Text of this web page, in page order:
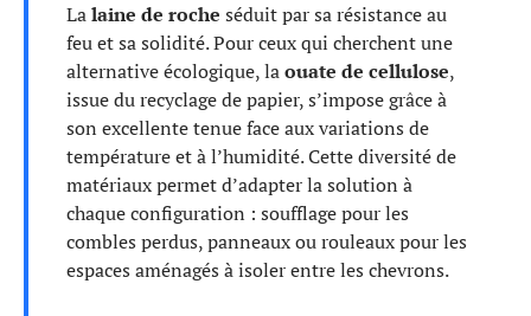
Lalaine de roche séduit par sa résistance au
feu et sa solidité. Pour ceux qui cherchent une
alternative écologique, laouate de cellulose,
issue du recyclage de papier, s’impose grâce à
son excellente tenue face aux variations de
température et à l’humidité. Cette diversité de
matériaux permet d’adapter la solution à
chaque configuration : soufflage pour les
combles perdus, panneaux ou rouleaux pour les
espaces aménagés à isoler entre les chevrons.